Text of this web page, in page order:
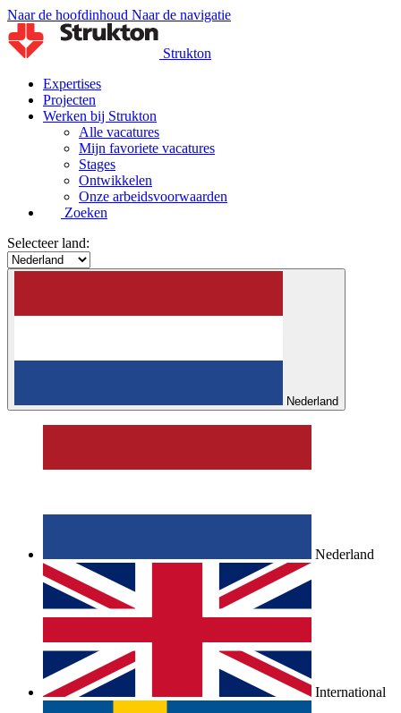
Naar de hoofdinhoud Naar de navigatie
Strukton
Expertises
Projecten
Werken bij Strukton
Alle vacatures
Mijn favoriete vacatures
Stages
Ontwikkelen
Onze arbeidsvoorwaarden
Zoeken
Selecteer land:
Nederland
Nederland
International